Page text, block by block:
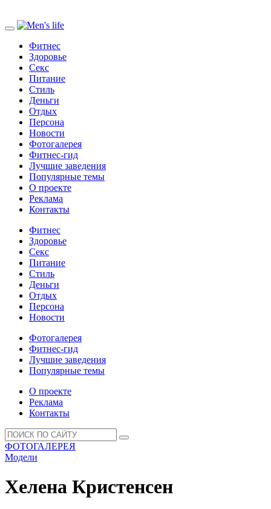
Фитнес
Здоровье
Секс
Питание
Стиль
Деньги
Отдых
Персона
Новости
Фотогалерея
Фитнес-гид
Лучшие заведения
Популярные темы
О проекте
Реклама
Контакты
Фитнес
Здоровье
Секс
Питание
Стиль
Деньги
Отдых
Персона
Новости
Фотогалерея
Фитнес-гид
Лучшие заведения
Популярные темы
О проекте
Реклама
Контакты
ФОТОГАЛЕРЕЯ
Модели
Хелена Кристенсен